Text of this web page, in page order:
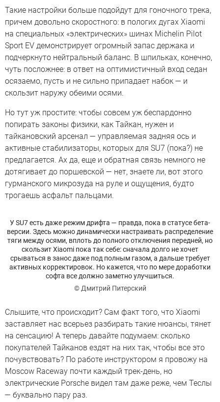
Такие настройки больше подойдут для гоночного трека,
причем довольно скоростного: в пологих дугах Xiaomi
на специальных «электрических» шинах Michelin Pilot
Sport EV демонстрирует огромный запас держака и
подчеркнуто нейтральный баланс. В шпильках, конечно,
чуть посложнее: в ответ на оптимистичный вход седан
осязаемо, пусть и не сильно припадает набок — и
скользит наружу обеими осями.
Но тут уж простите: чтобы совсем уж беспардонно
попирать законы физики, как Тайкан, нужен и
тайкановский арсенал — управляемая задняя ось и
активные стабилизаторы, которых для SU7 (пока?) не
предлагается. Ах да, еще и обратная связь немного не
дотягивает до поршевской — нет, знаете ли, вот этого
гурманского микрозуда на руле и ощущения, будто
трогаешь асфальт пальцами.
У SU7 есть даже режим дрифта — правда, пока в статусе бета-
версии. Здесь можно динамически настраивать распределение
тяги между осями, вплоть до полного отключения передней, но
скользит Xiaomi пока так себе: сначала долго не хочет
срываться в занос даже под полным газом, а дальше требует
активных корректировок. Но кажется, что по мере доработки
софта все должно заметно улучшиться.
© Дмитрий Питерский
Слышите, что происходит? Сам факт того, что Xiaomi
заставляет нас всерьез разбирать такие нюансы, тянет
на сенсацию! А теперь давайте подумаем: сколько
покупателей Тайканов ездят на них так, чтобы все это
почувствовать? По работе инструктором я провожу на
Moscow Raceway почти каждый трек-день, но
электрические Porsche видел там даже реже, чем Теслы
— буквально пару раз.